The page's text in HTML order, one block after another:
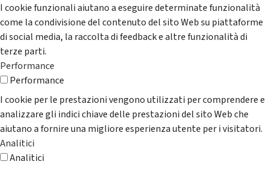
I cookie funzionali aiutano a eseguire determinate funzionalità
come la condivisione del contenuto del sito Web su piattaforme
di social media, la raccolta di feedback e altre funzionalità di
terze parti.
Performance
Performance
I cookie per le prestazioni vengono utilizzati per comprendere e
analizzare gli indici chiave delle prestazioni del sito Web che
aiutano a fornire una migliore esperienza utente per i visitatori.
Analitici
Analitici